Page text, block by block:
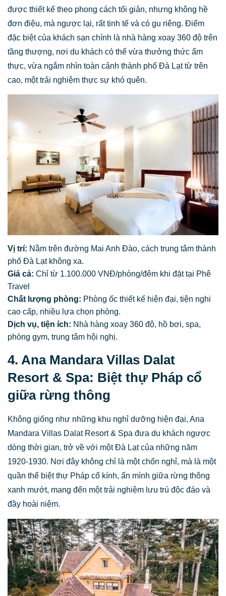
được thiết kế theo phong cách tối giản, nhưng không hề
đơn điệu, mà ngược lại, rất tinh tế và có gu riêng. Điểm
đặc biệt của khách sạn chính là nhà hàng xoay 360 độ trên
tầng thượng, nơi du khách có thể vừa thưởng thức ẩm
thực, vừa ngắm nhìn toàn cảnh thành phố Đà Lạt từ trên
cao, một trải nghiệm thực sự khó quên.
Vị trí: Nằm trên đường Mai Anh Đào, cách trung tâm thành
phố Đà Lạt không xa.
Giá cả: Chỉ từ 1.100.000 VNĐ/phòng/đêm khi đặt tại Phê
Travel
Chất lượng phòng: Phòng ốc thiết kế hiện đại, tiện nghi
cao cấp, nhiều lựa chọn phòng.
Dịch vụ, tiện ích: Nhà hàng xoay 360 độ, hồ bơi, spa,
phòng gym, trung tâm hội nghị.
4. Ana Mandara Villas Dalat
Resort & Spa: Biệt thự Pháp cổ
giữa rừng thông
Không giống như những khu nghỉ dưỡng hiện đại, Ana
Mandara Villas Dalat Resort & Spa đưa du khách ngược
dòng thời gian, trở về với một Đà Lạt của những năm
1920-1930. Nơi đây không chỉ là một chốn nghỉ, mà là một
quần thể biệt thự Pháp cổ kính, ẩn mình giữa rừng thông
xanh mướt, mang đến một trải nghiệm lưu trú độc đáo và
đầy hoài niệm.